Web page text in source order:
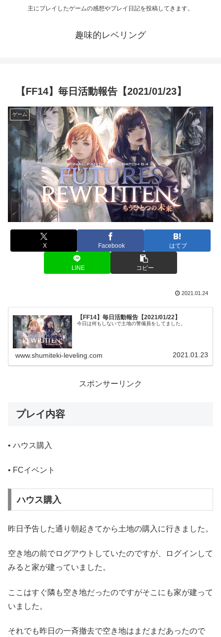
主にプレイしたゲームの感想やプレイ日記を投稿してきます。
趣味的レベリング
【FF14】毎日活動報告【2021/01/23】
ゲーム
X Facebook はてブ
LINE コピー
2021.01.24
【FF14】毎日活動報告【2021/01/22】
今日は何もしないで土地の警備員をしてました。
www.shumiteki-leveling.com 2021.01.23
スポンサーリンク
プレイ内容
• ハウス購入
• FCイベント
ハウス購入
昨日予告した通り朝起きてから土地の購入に行きました。
空き地の前でログアウトしていたのですが、ログインして
みると家が建っていました。
ここはすぐ隣も空き地だったのですがそこにも家が建って
いました。
それでも昨日の一斉撤去で空き地はまだまだあったので